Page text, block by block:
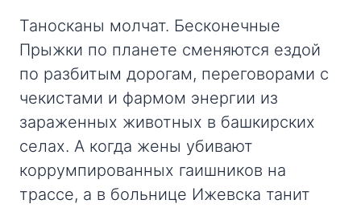
Таносканы молчат. Бесконечные
Прыжки по планете сменяются ездой
по разбитым дорогам, переговорами с
чекистами и фармом энергии из
зараженных животных в башкирских
селах. А когда жены убивают
коррумпированных гаишников на
трассе, а в больнице Ижевска танит